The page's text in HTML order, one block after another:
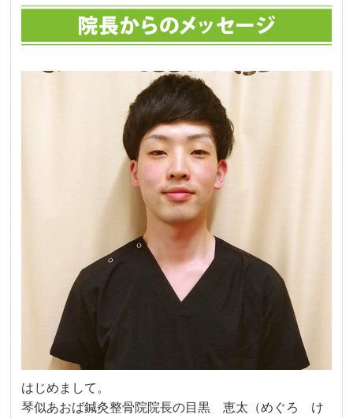
はじめまして。
琴似あおば鍼灸整骨院院長の目黒 恵太（めぐろ け